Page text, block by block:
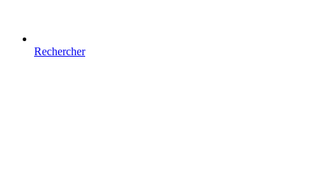
Rechercher